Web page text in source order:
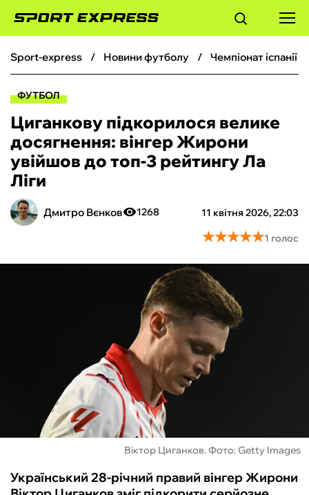
ФУТБОЛ
БОКС
ХОКЕЙ
ТЕНІС
КІБЕРСПОРТ
БУКМЕКЕРИ
sport-express новини футболу чемпіонат іспанії
ФУТБОЛ
Циганкову підкорилося велике
досягнення: вінгер Жирони
увійшов до топ-3 рейтингу Ла
Ліги
Дмитро Вєнков 11 квітня 2026, 22:03
1268
★★★★★
★★★★★1 голос
Віктор Циганков. Фото: Getty Images
Український 28-річний правий вінгер Жирони